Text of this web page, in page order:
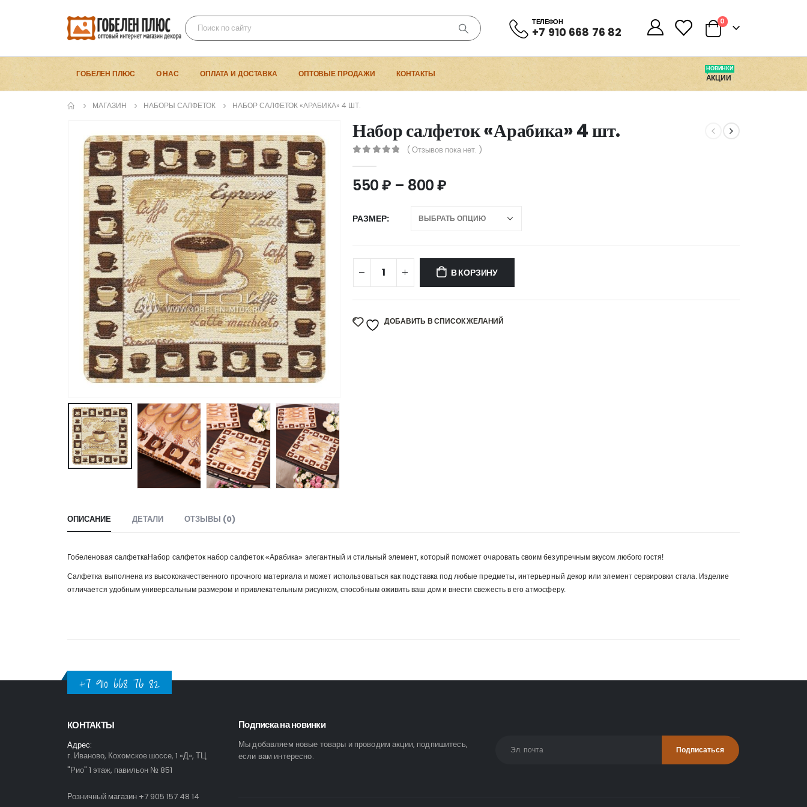
ТЕЛЕФОН
+7 910 668 76 82
0 0
ГОБЕЛЕН ПЛЮС О НАС ОПЛАТА И ДОСТАВКА ОПТОВЫЕ ПРОДАЖИ КОНТАКТЫ АКЦИИ
НОВИНКИ
МАГАЗИН НАБОРЫ САЛФЕТОК НАБОР САЛФЕТОК «АРАБИКА» 4 ШТ.
Набор салфеток «Арабика» 4 шт.
( Отзывов пока нет. )
550₽ – 800₽
РАЗМЕР
В КОРЗИНУ
ДОБАВИТЬ В СПИСОК ЖЕЛАНИЙ
ОПИСАНИЕ ДЕТАЛИ ОТЗЫВЫ (0)
Гобеленовая салфеткаНабор салфеток набор салфеток «Арабика» элегантный и стильный элемент, который поможет очаровать своим безупречным вкусом любого гостя!
Салфетка выполнена из высококачественного прочного материала и может использоваться как подставка под любые предметы, интерьерный декор или элемент сервировки стала. Изделие
отличается удобным универсальным размером и привлекательным рисунком, способным оживить ваш дом и внести свежесть в его атмосферу.
+7 910 668 76 82
КОНТАКТЫ
Адрес:
г. Иваново, Кохомское шоссе, 1 «Д», ТЦ
"Рио" 1 этаж, павильон № 851
Розничный магазин +7 905 157 48 14
Подписка на новинки
Мы добавляем новые товары и проводим акции, подпишитесь,
если вам интересно.